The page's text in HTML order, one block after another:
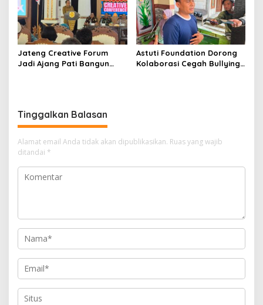
Jateng Creative Forum
Jadi Ajang Pati Bangun
Astuti Foundation Dorong
Kolaborasi Cegah Bullying
Tinggalkan Balasan
Alamat email Anda tidak akan dipublikasikan. Ruas yang wajib
ditandai *